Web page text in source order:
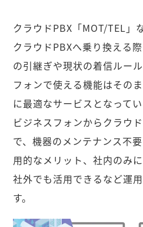
クラウドPBX「MOT/TEL」
クラウドPBXへ乗り換える
の引継ぎや現状の着信ルー
フォンで使える機能はその
に最適なサービスとなってい
ビジネスフォンからクラウ
で、機器のメンテナンス不
用的なメリット、社内のみ
社外でも活用できるなど運
す。